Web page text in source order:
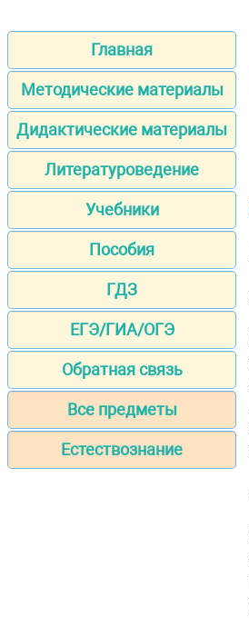
Главная
Методические материалы
Дидактические материалы
Литературоведение
Учебники
Пособия
ГДЗ
ЕГЭ/ГИА/ОГЭ
Обратная связь
Все предметы
Естествознание